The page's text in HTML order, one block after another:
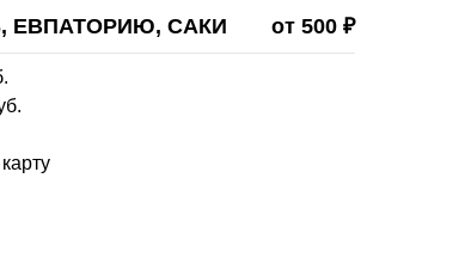
ЕВПАТОРИЮ, САКИ от 500 ₽